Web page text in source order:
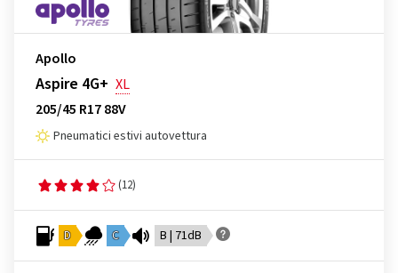
Apollo
Aspire 4G+ XL
205/45 R17 88V
Pneumatici estivi autovettura
(12)
D C B | 71dB